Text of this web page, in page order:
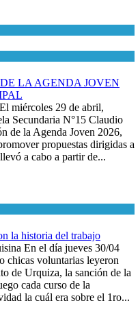
LA AGENDA JOVEN
miércoles 29 de abril,
Secundaria N°15 Claudio
de la Agenda Joven 2026,
propuestas dirigidas a
a cabo a partir de...
la historia del trabajo
En el día jueves 30/04
chicas voluntarias leyeron
de Urquiza, la sanción de la
cada curso de la
la cuál era sobre el 1ro...